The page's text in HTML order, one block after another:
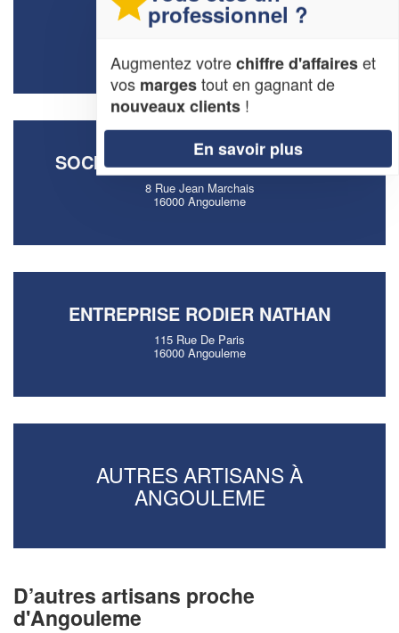
SOCIÉTÉ BANEY (SAS)
SOCIÉTÉ H&H MENUISERIE (SAS)
8 Rue Jean Marchais
16000 Angouleme
ENTREPRISE RODIER NATHAN
115 Rue De Paris
16000 Angouleme
AUTRES ARTISANS À
ANGOULEME
D’autres artisans proche
d'Angouleme
professionnel ?
Augmentez votrechiffre d'affaireset
vos margestout en gagnant de
nouveaux clients !
En savoir plus